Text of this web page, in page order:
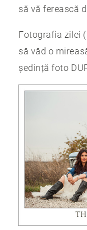
să vă ferească
Fotografia zilei
să văd o
ședință foto